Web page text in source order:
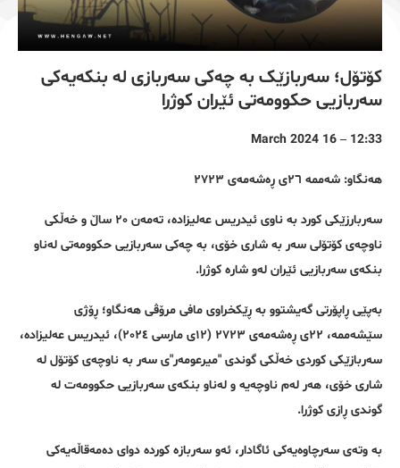
کۆتۆل؛ سەربازێک بە چەکی سەربازی لە بنکەیەکی
سەربازیی حکوومەتی ئێران کوژرا
12:33 – 16 March 2024
هەنگاو: شەممە ٢٦ی ڕەشەمەی ٢٧٢٣
سەربارزێکی کورد بە ناوی ئیدریس عەلیزادە، تەمەن ٢٠ ساڵ و خەڵکی
ناوچەی کۆتۆلی سەر بە شاری خۆی، بە چەکی سەربازیی حکوومەتی لەناو
بنکەی سەربازیی ئێران لەو شارە کوژرا.
بەپێی ڕاپۆرتی گەیشتوو بە ڕێکخراوی مافی مرۆڤی هەنگاو؛ ڕۆژی
سێشەممە، ٢٢ی ڕەشەمەی ٢٧٢٣ (١٢ی مارسی ٢٠٢٤)، ئیدریس عەلیزادە،
سەربازێکی کوردی خەڵکی گوندی "میرعومەر"ی سەر بە ناوچەی کۆتۆل لە
شاری خۆی، هەر لەم ناوچەیە و لەناو بنکەی سەربازیی حکوومەت لە
گوندی ڕازی کوژرا.
بە وتەی سەرچاوەیەکی ئاگادار، ئەو سەربازە کوردە دوای دەمەقاڵەیەکی